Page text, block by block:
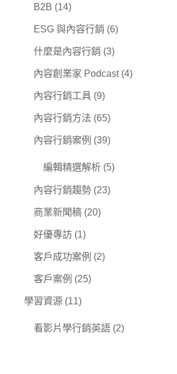
B2B (14)
ESG 與內容行銷 (6)
什麼是內容行銷 (3)
內容創業家 Podcast(4)
內容行銷工具 (9)
內容行銷方法 (65)
內容行銷案例 (39)
編輯精選解析 (5)
內容行銷趨勢 (23)
商業新聞稿 (20)
好優專訪 (1)
客戶成功案例 (2)
客戶案例 (25)
學習資源 (11)
看影片學行銷英語 (2)